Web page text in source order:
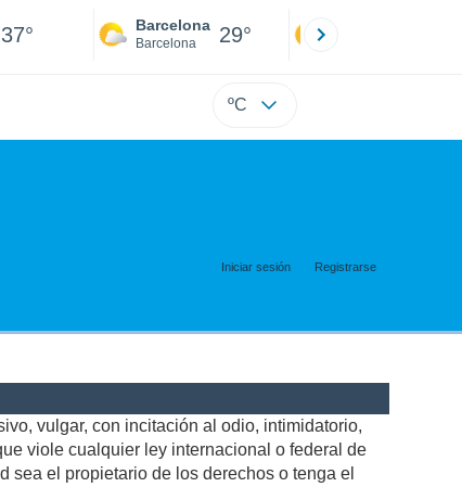
37° Barcelona
Barcelona 29°
ºC
Iniciar sesión Registrarse
vulgar, con incitación al odio, intimidatorio,
viole cualquier ley internacional o federal de
sea el propietario de los derechos o tenga el